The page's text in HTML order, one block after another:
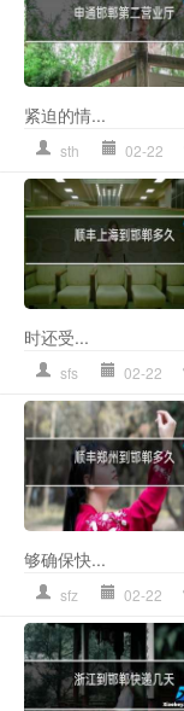
紧迫的情...
sth 02-22
时还受...
sfs 02-22
够确保快...
sfz 02-22